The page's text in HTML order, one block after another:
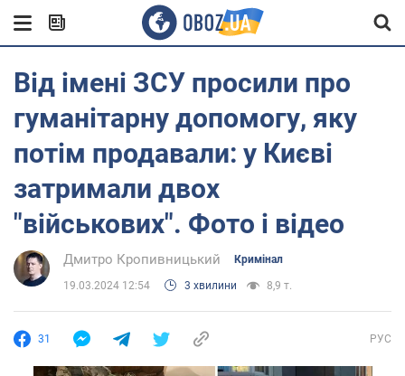
Від імені ЗСУ просили про
гуманітарну допомогу, яку
потім продавали: у Києві
затримали двох
"військових". Фото і відео
Дмитро Кропивницький Кримінал
19.03.2024 12:54 3 хвилини 8,9 т.
31 РУС